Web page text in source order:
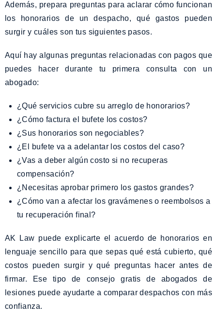
Además, prepara preguntas para aclarar cómo funcionan
los honorarios de un despacho, qué gastos pueden
surgir y cuáles son tus siguientes pasos.
Aquí hay algunas preguntas relacionadas con pagos que
puedes hacer durante tu primera consulta con un
abogado:
¿Qué servicios cubre su arreglo de honorarios?
¿Cómo factura el bufete los costos?
¿Sus honorarios son negociables?
¿El bufete va a adelantar los costos del caso?
¿Vas a deber algún costo si no recuperas
compensación?
¿Necesitas aprobar primero los gastos grandes?
¿Cómo van a afectar los gravámenes o reembolsos a
tu recuperación final?
AK Law puede explicarte el acuerdo de honorarios en
lenguaje sencillo para que sepas qué está cubierto, qué
costos pueden surgir y qué preguntas hacer antes de
firmar. Ese tipo de consejo gratis de abogados de
lesiones puede ayudarte a comparar despachos con más
confianza.